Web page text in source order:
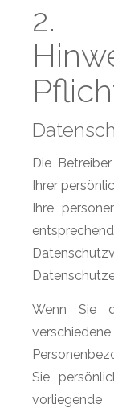
2.
Die
Ihrer
Ihre
Wenn Sie
Sie